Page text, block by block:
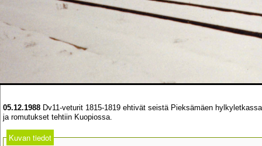
05.12.1988 Dv11-veturit 1815-1819 ehtivät seistä Pieksämäen
ja romutukset tehtiin Kuopiossa.
Kuvan tiedot